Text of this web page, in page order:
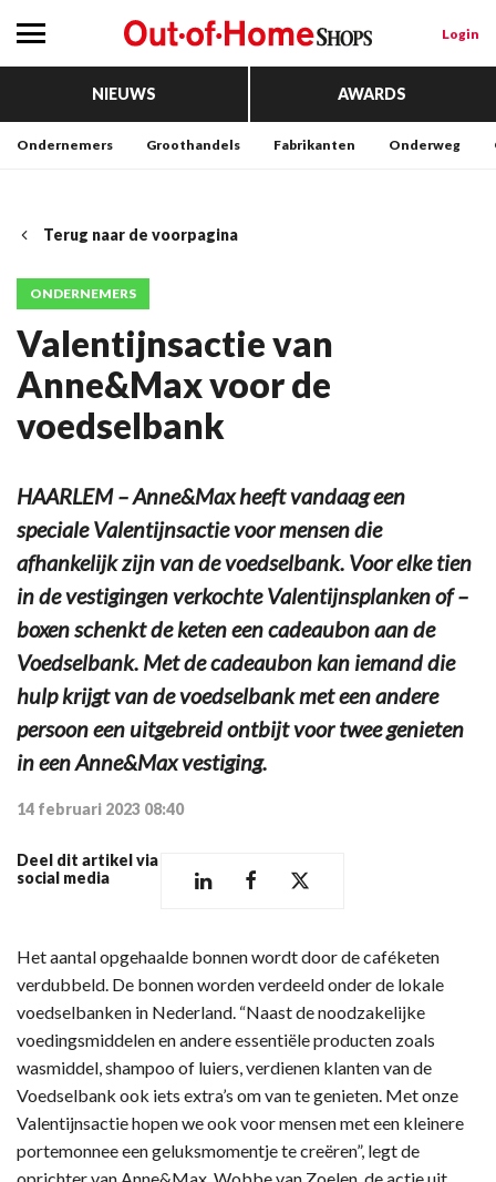
Login
NIEUWS AWARDS
Ondernemers Groothandels Fabrikanten Onderweg
Terug naar de voorpagina
ONDERNEMERS
Valentijnsactie van
Anne&Max voor de
voedselbank
HAARLEM – Anne&Max heeft vandaag een
speciale Valentijnsactie voor mensen die
afhankelijk zijn van de voedselbank. Voor elke tien
in de vestigingen verkochte Valentijnsplanken of –
boxen schenkt de keten een cadeaubon aan de
Voedselbank. Met de cadeaubon kan iemand die
hulp krijgt van de voedselbank met een andere
persoon een uitgebreid ontbijt voor twee genieten
in een Anne&Max vestiging.
14 februari 2023 08:40
Deel dit artikel via
social media
Het aantal opgehaalde bonnen wordt door de caféketen
verdubbeld. De bonnen worden verdeeld onder de lokale
voedselbanken in Nederland. “Naast de noodzakelijke
voedingsmiddelen en andere essentiële producten zoals
wasmiddel, shampoo of luiers, verdienen klanten van de
Voedselbank ook iets extra’s om van te genieten. Met onze
Valentijnsactie hopen we ook voor mensen met een kleinere
portemonnee een geluksmomentje te creëren”, legt de